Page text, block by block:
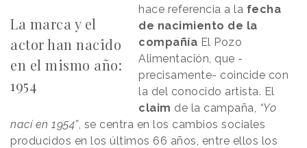
La marca y el
actor han nacido
en el mismo año:
1954
hace referencia a la fecha
de nacimiento de la
compañía El Pozo
Alimentación, que -
precisamente- coincide con
la del conocido artista. El
claim de la campaña, “Yo
nací en 1954”, se centra en los cambios sociales
producidos en los últimos 66 años, entre ellos los